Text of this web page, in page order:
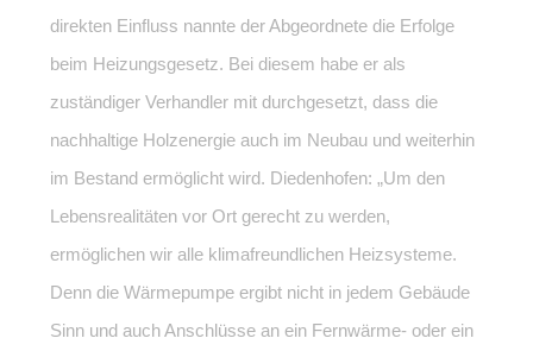
direkten Einfluss nannte der Abgeordnete die Erfolge
beim Heizungsgesetz. Bei diesem habe er als
zuständiger Verhandler mit durchgesetzt, dass die
nachhaltige Holzenergie auch im Neubau und weiterhin
im Bestand ermöglicht wird. Diedenhofen: „Um den
Lebensrealitäten vor Ort gerecht zu werden,
ermöglichen wir alle klimafreundlichen Heizsysteme.
Denn die Wärmepumpe ergibt nicht in jedem Gebäude
Sinn und auch Anschlüsse an ein Fernwärme- oder ein